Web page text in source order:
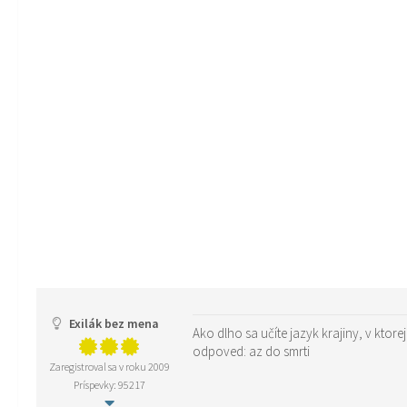
Exilák bez mena
Zaregistroval sa v roku 2009
Príspevky: 95217
Ako dlho sa učíte jazyk krajiny, v ktorej
odpoved: az do smrti